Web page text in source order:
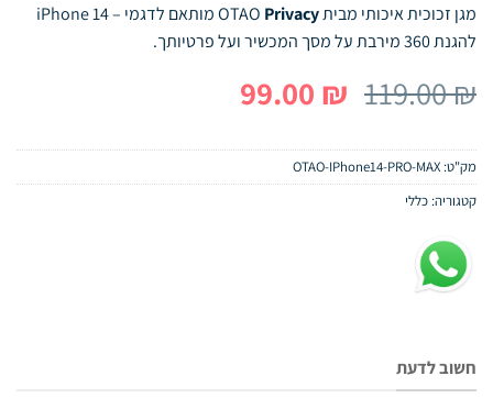
מגן זכוכית איכותי מבית OTAOPrivacy
מותאם לדגמי – iPhone 14
להגנת 360 מירבת על מסך המכשיר ועל פרטיותך.
119.00₪ המחיר
היה:
119.00 ₪.
99.00 ₪ המחיר
הוא:
99.00 ₪. מק"ט: OTAO-IPhone14-PRO-MAX
קטגוריה: כללי
חשוב לדעת